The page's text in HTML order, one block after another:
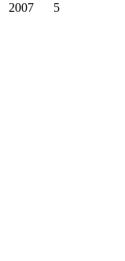
2007
5